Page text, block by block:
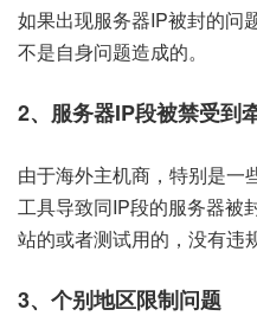
如果出现服务器IP被封的问
不是自身问题造成的。
2、服务器IP段被禁受到
由于海外主机商，特别是一
工具导致同IP段的服务器被
站的或者测试用的，没有违
3、个别地区限制问题